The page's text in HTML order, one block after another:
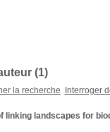
(1)
la recherche Interroger
linking landscapes for